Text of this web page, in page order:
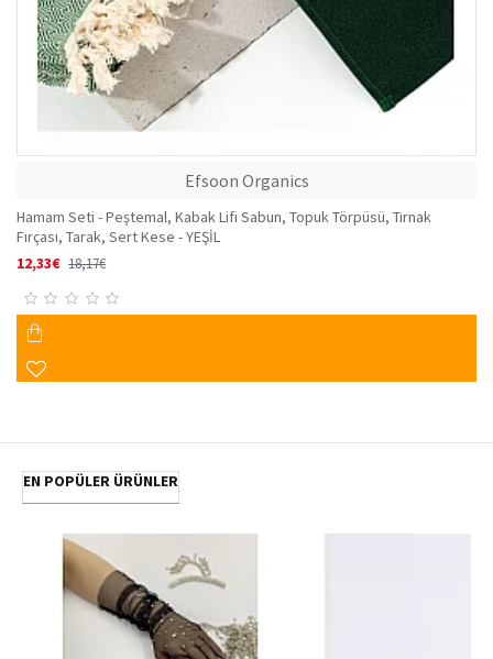
Efsoon Organics
Hamam Seti - Peştemal, Kabak Lifi Sabun, Topuk Törpüsü, Tırnak
Fırçası, Tarak, Sert Kese - YEŞİL
12,33€ 18,17€
EN POPÜLER ÜRÜNLER